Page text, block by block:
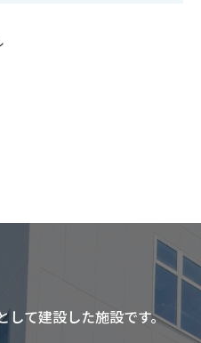
して建設した施設です。